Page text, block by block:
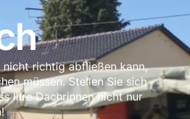
nicht richtig abfließen kann,
müssen. Stellen Sie sich
Ihre Dachrinnen nicht nur